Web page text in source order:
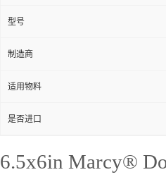
型号
制造商
适用物料
是否进口
6.5x6in Marcy®